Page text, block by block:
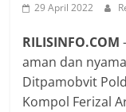
29 April 2022
RILISINFO.COM
aman dan
Ditpamobvit
Kompol Ferizal